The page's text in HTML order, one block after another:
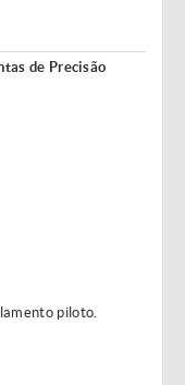
de Precisão
piloto.